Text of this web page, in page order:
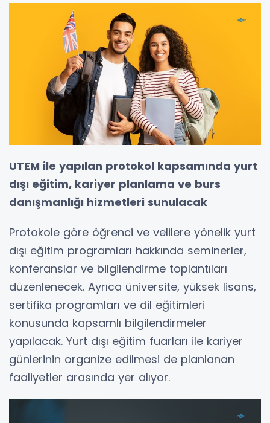
UTEM ile yapılan protokol kapsamında yurt
dışı eğitim, kariyer planlama ve burs
danışmanlığı hizmetleri sunulacak
Protokole göre öğrenci ve velilere yönelik yurt
dışı eğitim programları hakkında seminerler,
konferanslar ve bilgilendirme toplantıları
düzenlenecek. Ayrıca üniversite, yüksek lisans,
sertifika programları ve dil eğitimleri
konusunda kapsamlı bilgilendirmeler
yapılacak. Yurt dışı eğitim fuarları ile kariyer
günlerinin organize edilmesi de planlanan
faaliyetler arasında yer alıyor.